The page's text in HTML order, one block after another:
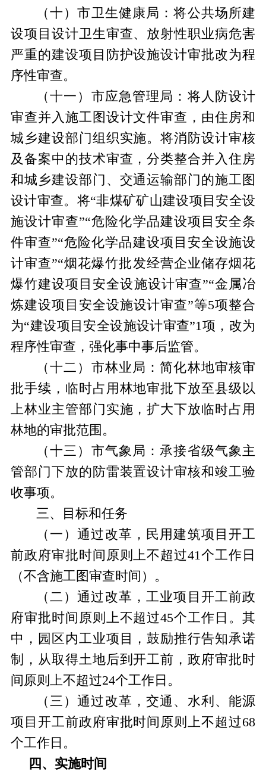
（十）市 卫生健康 局 ：将公共场所建
设项目设计卫生审查、放射性职业病危害
严重的建设项目防护设施设计审批改为程
序性审查。
（十一 ） 市应急管理 局 ：将人防设计
审查并入施工图设计文件审查，由住房和
城乡建设部门组织实施。将消防设计审核
及备案中的技术审查，分类整合并入住房
和城乡建设部门、交通运输部门的施工图
设计审查。将“非煤矿矿山建设项目安全设
施设计审查”“危险化学品建设项目安全条
件审查”“危险化学品建设项目安全设施设
计审查”“烟花爆竹批发经营企业储存烟花
爆竹建设项目安全设施设计审查”“金属冶
炼建设项目安全设施设计审查”等5项整合
为“建设项目安全设施设计审查”1项，改为
程序性审查，强化事中事后监管。
（十二 ） 市林业局：简化林地审核审
批手续，临时占用林地审批下放至县级以
上林业主管部门实施，扩大下放临时占用
林地的审批范围。
（十三 ） 市气象局： 承接省级气象主
管部门 下放的 防雷装置设计审核和竣工验
收事项。
三、
目标和任务
（一）通过改革，民用建筑项目开工
前政府审批时间原则上不超过41个工作日
（不含施工图审查时间） 。
（二）通过改革，工业项目开工前政
府审批时间原则上不超过45个工作日。其
中，园区内工业项目，鼓励推行告知承诺
制， 从取得土地后到开工前，政府审批时
间原则上不超过24个工作日。
（三）通过改革，交通、水利、能源
项目开工前政府审批时间原则上不超过68
个工作日。
四、实施时间